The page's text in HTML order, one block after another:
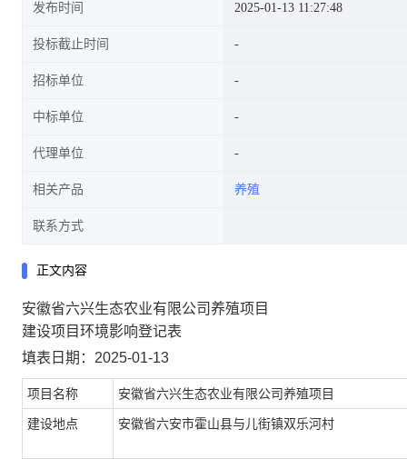
发布时间 2025-01-13 11:27:48
投标截止时间
招标单位
中标单位
代理单位
相关产品 养殖
联系方式
正文内容
安徽省六兴生态农业有限公司养殖项目
建设项目环境影响登记表
填表日期：2025-01-13
项目名称 安徽省六兴生态农业有限公司养殖项目
建设地点 安徽省六安市霍山县与儿街镇双乐河村